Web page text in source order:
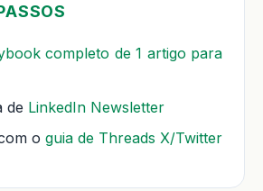
completo de 1 artigo para
de LinkedIn Newsletter
o guia de Threads X/Twitter